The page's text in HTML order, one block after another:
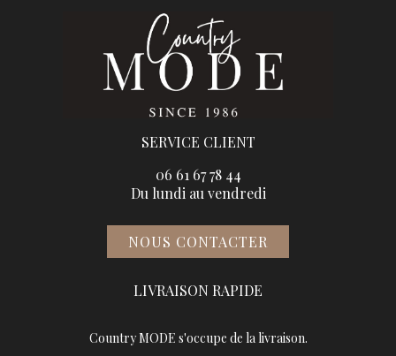
SERVICE CLIENT
06 61 67 78 44
Du lundi au vendredi
NOUS CONTACTER
LIVRAISON RAPIDE
Country MODE s'occupe de la livraison.